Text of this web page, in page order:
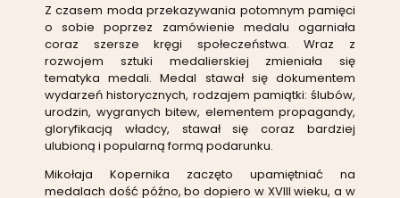
Z czasem moda przekazywania potomnym pamięci
o sobie poprzez zamówienie medalu ogarniała
coraz szersze kręgi społeczeństwa. Wraz z
rozwojem sztuki medalierskiej zmieniała się
tematyka medali. Medal stawał się dokumentem
wydarzeń historycznych, rodzajem pamiątki: ślubów,
urodzin, wygranych bitew, elementem propagandy,
gloryfikacją władcy, stawał się coraz bardziej
ulubioną i popularną formą podarunku.
Mikołaja Kopernika zaczęto upamiętniać na
medalach dość późno, bo dopiero w XVIII wieku, a w